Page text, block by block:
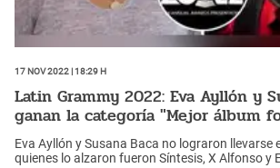
17 Nov 2022 | 18:29 h
Latin Grammy 2022: Eva Ayllón y
ganan la categoría "Mejor álbum
Eva Ayllón y Susana Baca no lograron llevarse
quienes lo alzaron fueron Síntesis, X Alfonso y